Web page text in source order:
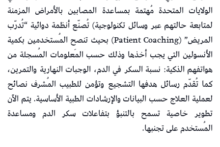
الولايات المتحدة مُهتمة بمساعدة المصابين بالأمراض المزمنة
لمتابعة حالتهم عبر وسائل تكنولوجية) تُصنّع أنظمة دوائية “تُدرّب
المريض” (Patient Coaching) بحيث تنصح المُستخدمين بكمية
الأنسولين التي يجب أخذها وذلك حسب المَعلومات المُسجلة من
هواتفهم الذكية: نسبة السكر في الدم، الوجبات النهارية والتمرين،
كما تُقدّم رسائل هدفها التشجيع وتؤمن للطبيب المُشرف نصائح
لعملية العلاج حسب البيانات والإرشادات الطبية الأساسية. يتم الآن
تطوير خاصية تسمح بالتنبؤ بتفاعلات سكر الدم ومساعدة
المُستخدم على تجنبها.